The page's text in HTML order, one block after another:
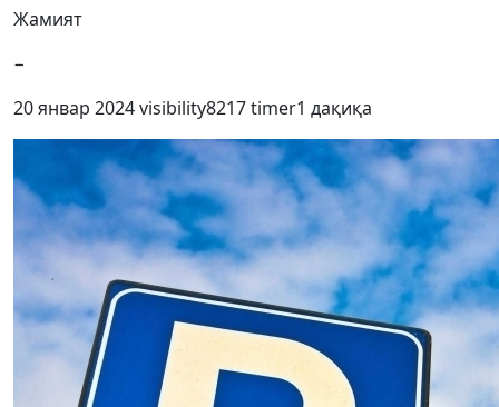
Жамият
−
20 январ 2024visibility8217timer1 дақиқа